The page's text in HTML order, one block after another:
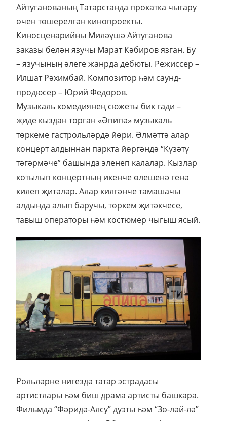
Айтуганованың Татарстанда прокатка чыгару
өчен төшерелгән кинопроекты.
Киносценарийны Миләүшә Айтуганова
заказы белән язучы Марат Кәбиров язган. Бу
– язучының әлеге жанрда дебюты. Режиссер –
Илшат Рәхимбай. Композитор һәм саунд-
продюсер – Юрий Федоров.
Музыкаль комедиянең сюжеты бик гади –
җиде кыздан торган «Әпипә» музыкаль
төркеме гастрольләрдә йөри. Әлмәттә алар
концерт алдыннан паркта йөргәндә “Күзәтү
тәгәрмәче” башында эленеп калалар. Кызлар
котылып концертның икенче өлешенә генә
килеп җитәләр. Алар килгәнче тамашачы
алдында алып баручы, төркем җитәкчесе,
тавыш операторы һәм костюмер чыгыш ясый.
Рольләрне нигездә татар эстрадасы
артистлары һәм биш драма артисты башкара.
Фильмда “Фәридә-Алсу” дуэты һәм “Зө-ләй-лә”